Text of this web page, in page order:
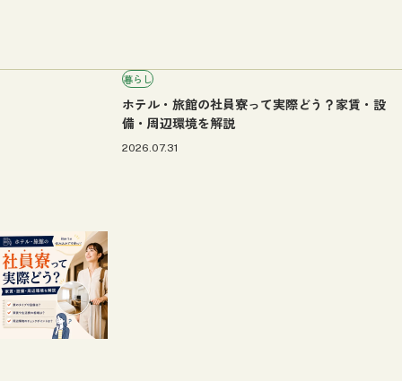
暮らし
ホテル・旅館の社員寮って実際どう？家賃・設
備・周辺環境を解説
2026.07.31